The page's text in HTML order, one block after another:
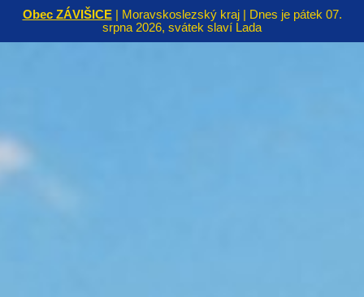
Obec ZÁVIŠICE| Moravskoslezský kraj | Dnes je pátek 07.
srpna 2026, svátek slaví Lada